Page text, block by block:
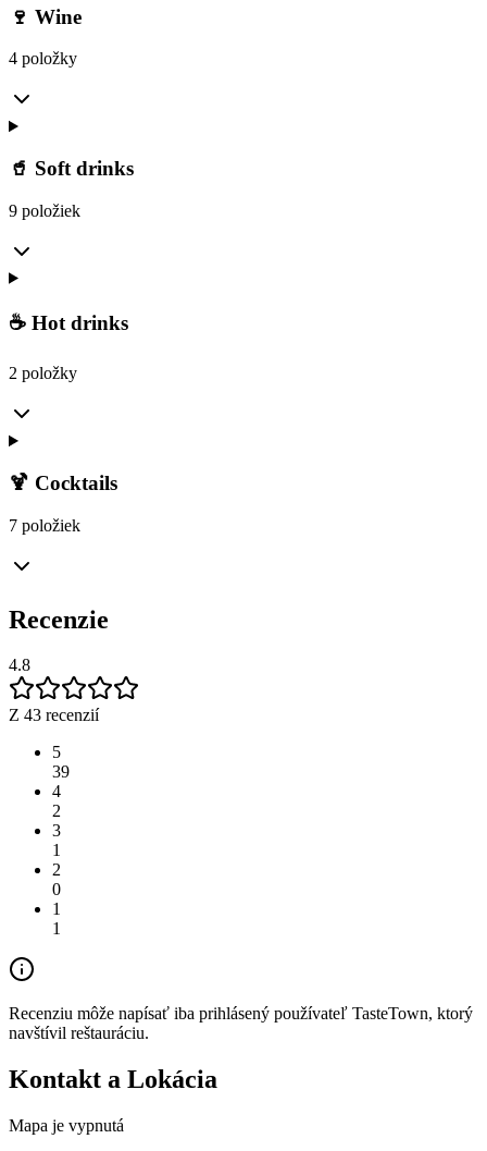
🍷 Wine
4 položky
🥤 Soft drinks
9 položiek
☕ Hot drinks
2 položky
🍹 Cocktails
7 položiek
Recenzie
4.8
Z 43 recenzií
5
39
4
2
3
1
2
0
1
1
Recenziu môže napísať iba prihlásený používateľ TasteTown, ktorý
navštívil reštauráciu.
Kontakt a Lokácia
Mapa je vypnutá